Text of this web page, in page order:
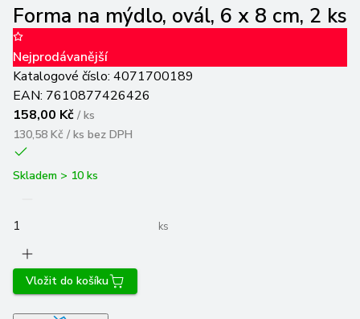
Forma na mýdlo, ovál, 6 x 8 cm, 2 ks
Nejprodávanější
Katalogové číslo: 4071700189
EAN: 7610877426426
158,00 Kč / ks
130,58 Kč / ks bez DPH
Skladem > 10 ks
ks
Vložit do košíku